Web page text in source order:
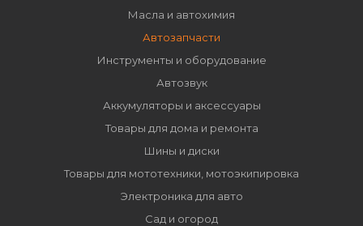
Масла и автохимия
Автозапчасти
Инструменты и оборудование
Автозвук
Аккумуляторы и аксессуары
Товары для дома и ремонта
Шины и диски
Товары для мототехники, мотоэкипировка
Электроника для авто
Сад и огород